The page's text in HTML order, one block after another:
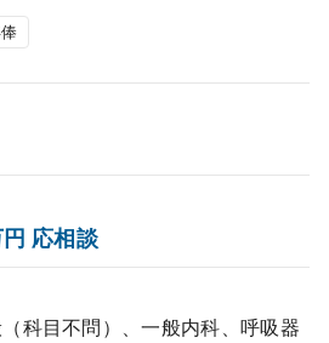
応相談
科目不問）、一般内科、呼吸器